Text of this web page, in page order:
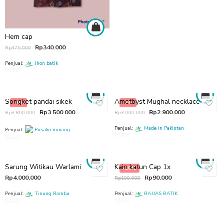
Hem cap
Rp375.000 Rp340.000
Penjual: Jhon batik
5
-8%
Songket pandai sikek
Rp3.800.000 Rp3.500.000
Penjual: Pusako minang
5
-3%
Ametbyst Mughal necklace
Rp3.000.000 Rp2.900.000
Penjual: Made in Pakistan
5
Sarung Witikau Warlami
Rp4.000.000
Penjual: Tinung Rambu
-10%
Kain katun Cap 1x
Rp100.000 Rp90.000
Penjual: RAJJAS BATIK